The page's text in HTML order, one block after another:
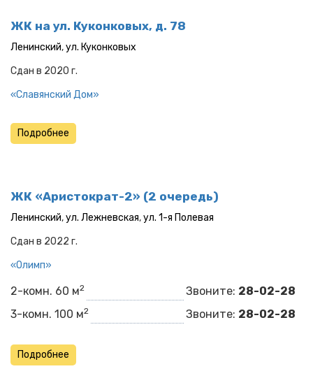
ЖК на ул. Куконковых, д. 78
Ленинский,ул. Куконковых
Сдан в 2020 г.
«Славянский Дом»
Подробнее
ЖК «Аристократ-2» (2 очередь)
Ленинский,ул. Лежневская,ул. 1-я Полевая
Сдан в 2022 г.
«Олимп»​​​​
2-комн. 60 м2 Звоните: 28-02-28
3-комн. 100 м2 Звоните: 28-02-28
Подробнее